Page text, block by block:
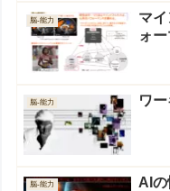
脳-能力
マ
ォ
脳-能力 ワ
脳-能力
AI